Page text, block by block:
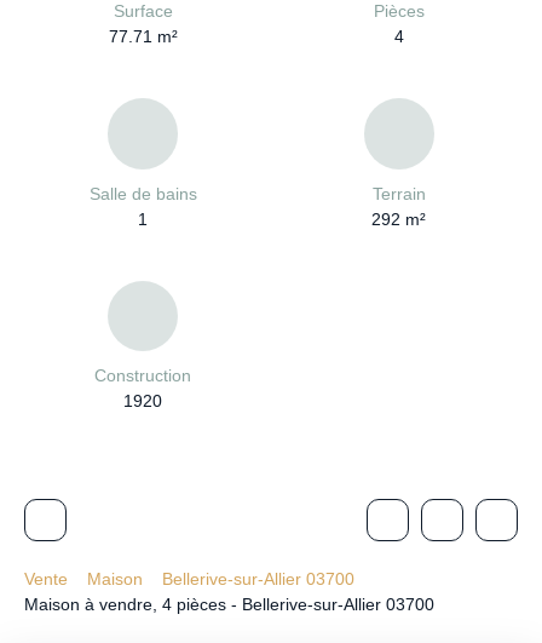
Surface
77.71 m²
Pièces
4
Salle de bains
1
Terrain
292 m²
Construction
1920
Vente Maison
Bellerive-sur-Allier 03700
Maison à vendre, 4 pièces - Bellerive-sur-Allier 03700